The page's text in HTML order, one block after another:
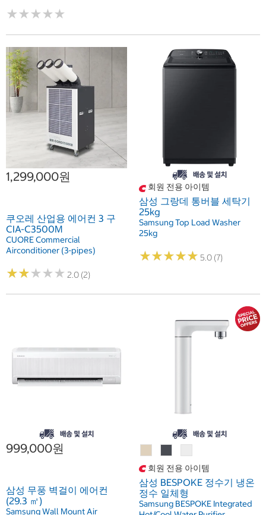
★★★★★
★★★★★
1,299,000원
쿠오레 산업용 에어컨 3 구
CIA-C3500M
CUORE Commercial
Airconditioner (3-pipes)
★★★★★
★★★★★ 2.0 (2)
회원 전용 아이템
삼성 그랑데 통버블 세탁기
25kg
Samsung Top Load Washer
25kg
★★★★★
★★★★★ 5.0 (7)
999,000원
삼성 무풍 벽걸이 에어컨
(29.3 ㎡)
Samsung Wall Mount Air
회원 전용 아이템
삼성 BESPOKE 정수기 냉온
정수 일체형
Samsung BESPOKE Integrated